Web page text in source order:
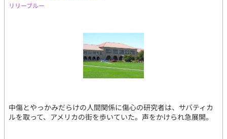
リリーブルー
中傷とやっかみだらけの人間関係に傷心の研究者は、サバティカ
ルを取って、アメリカの街を歩いていた。声をかけられ急展開。